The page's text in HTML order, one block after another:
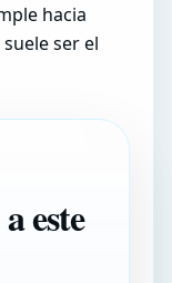
hacia
ser el
este